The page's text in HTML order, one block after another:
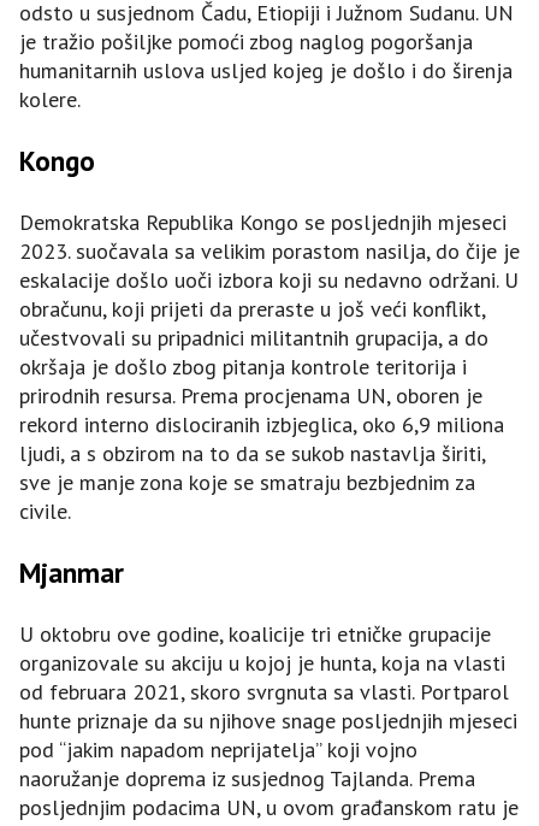
odsto u susjednom Čadu, Etiopiji i Južnom Sudanu. UN
je tražio pošiljke pomoći zbog naglog pogoršanja
humanitarnih uslova usljed kojeg je došlo i do širenja
kolere.
Kongo
Demokratska Republika Kongo se posljednjih mjeseci
2023. suočavala sa velikim porastom nasilja, do čije je
eskalacije došlo uoči izbora koji su nedavno održani. U
obračunu, koji prijeti da preraste u još veći konflikt,
učestvovali su pripadnici militantnih grupacija, a do
okršaja je došlo zbog pitanja kontrole teritorija i
prirodnih resursa. Prema procjenama UN, oboren je
rekord interno dislociranih izbjeglica, oko 6,9 miliona
ljudi, a s obzirom na to da se sukob nastavlja širiti,
sve je manje zona koje se smatraju bezbjednim za
civile.
Mjanmar
U oktobru ove godine, koalicije tri etničke grupacije
organizovale su akciju u kojoj je hunta, koja na vlasti
od februara 2021, skoro svrgnuta sa vlasti. Portparol
hunte priznaje da su njihove snage posljednjih mjeseci
pod “jakim napadom neprijatelja” koji vojno
naoružanje doprema iz susjednog Tajlanda. Prema
posljednjim podacima UN, u ovom građanskom ratu je